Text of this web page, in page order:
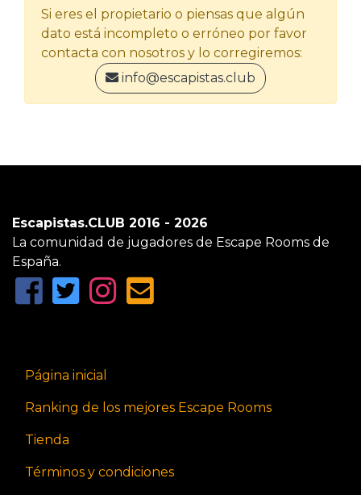
Si eres el propietario o piensas que algún
dato está incompleto o erróneo por favor
contacta con nosotros y lo corregiremos:
info@escapistas.club
Escapistas.CLUB 2016 - 2026
La comunidad de jugadores de Escape Rooms de
España.
Página inicial
Ranking de los mejores Escape Rooms
Tienda
Términos y condiciones